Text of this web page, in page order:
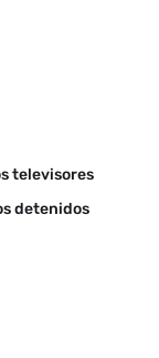
televisores
detenidos